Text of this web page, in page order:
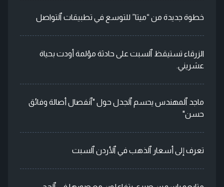
خطوة جديدة من “ميتا” للتوسع في تطبيقات ٱلتواصل
الزرقاء تستيقظ ٱلسبت على حادثة مؤلمة أودت بحياة
عشريني.
ماجد ٱلمهندس يحسم ٱلجدل حول "ٱنفصال أصالة وفائق
حسن"
تعرف إلى أسعار ٱلذهب في ٱلأردن ٱلسبت